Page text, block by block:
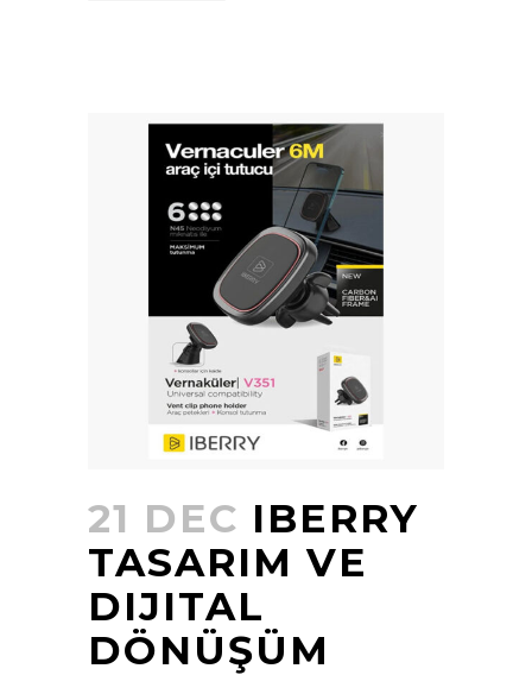
21 DEC IBERRY
TASARIM VE
DIJITAL
DÖNÜŞÜM